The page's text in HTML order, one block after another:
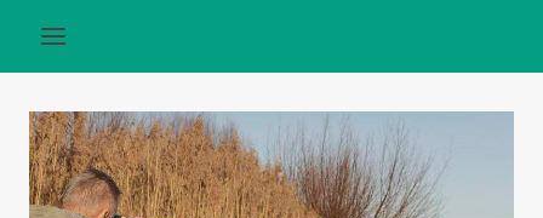
naar
inhoud